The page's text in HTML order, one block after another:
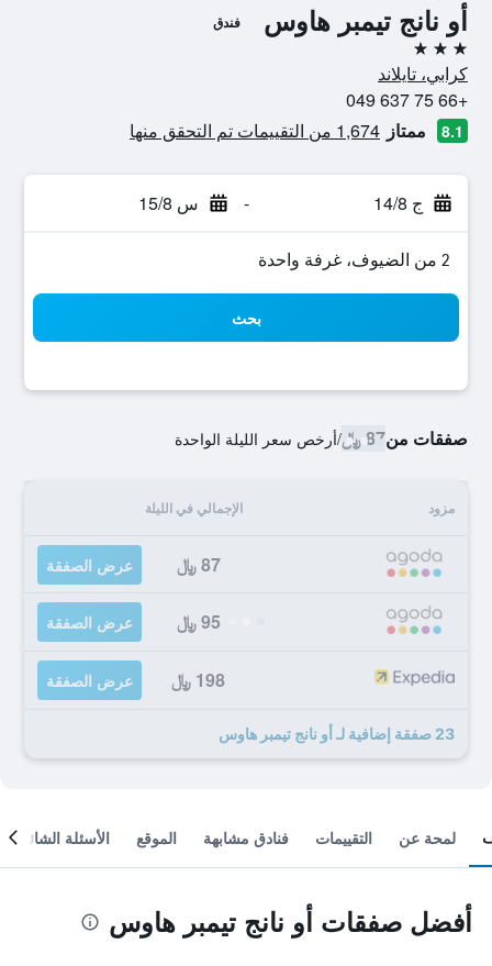
أو نانج تيمبر هاوس فندق
3 نجوم
كرابي، تايلاند
+66 75 637 049
8.1 ممتاز 1,674 من التقييمات تم التحقق منها
ج 14/8 - س 15/8
2 من الضيوف، غرفة واحدة
بحث
صفقات من87 ﷼ /أرخص سعر الليلة الواحدة
مزود الإجمالي في الليلة
87 ﷼ عرض الصفقة
95 ﷼ عرض الصفقة
198 ﷼ عرض الصفقة
23 صفقة إضافية لـ أو نانج تيمبر هاوس
لمحة عن التقييمات فنادق مشابهة الموقع الأسئلة الشائعة
أفضل صفقات أو نانج تيمبر هاوس